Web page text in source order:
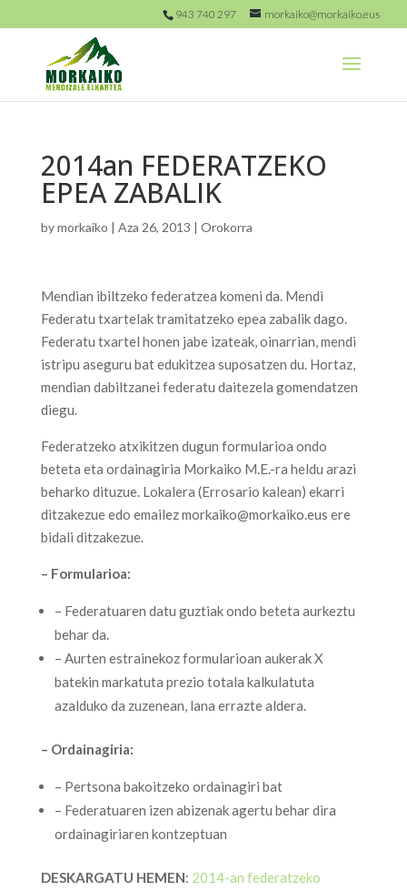
943 740 297 morkaiko@morkaiko.eus
2014an FEDERATZEKO
EPEA ZABALIK
bymorkaiko | Aza 26, 2013 | Orokorra
Mendian ibiltzeko federatzea komeni da. Mendi
Federatu txartelak tramitatzeko epea zabalik dago.
Federatu txartel honen jabe izateak, oinarrian, mendi
istripu aseguru bat edukitzea suposatzen du. Hortaz,
mendian dabiltzanei federatu daitezela gomendatzen
diegu.
Federatzeko atxikitzen dugun formularioa ondo
beteta eta ordainagiria Morkaiko M.E.-ra heldu arazi
beharko dituzue. Lokalera (Errosario kalean) ekarri
ditzakezue edo emailez morkaiko@morkaiko.eus ere
bidali ditzakezue.
– Formularioa:
– Federatuaren datu guztiak ondo beteta aurkeztu
behar da.
– Aurten estrainekoz formularioan aukerak X
batekin markatuta prezio totala kalkulatuta
azalduko da zuzenean, lana errazte aldera.
– Ordainagiria:
– Pertsona bakoitzeko ordainagiri bat
– Federatuaren izen abizenak agertu behar dira
ordainagiriaren kontzeptuan
DESKARGATU HEMEN: 2014-an federatzeko